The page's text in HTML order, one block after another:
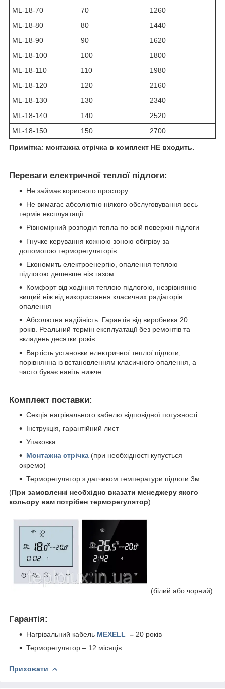
ML-18-70
70
1260
ML-18-80
80
1440
ML-18-90
90
1620
ML-18-100
100
1800
ML-18-110
110
1980
ML-18-120
120
2160
ML-18-130
130
2340
ML-18-140
140
2520
ML-18-150
150 2700
Примітка: монтажна стрічка в комплект НЕ входить.
Переваги електричної теплої підлоги:
Не займає корисного простору.
Не вимагає абсолютно ніякого обслуговування весь
термін експлуатації
Рівномірний розподіл тепла по всій поверхні підлоги
Гнучке керування кожною зоною обігріву за
допомогою терморегуляторів
Економить електроенергію, опалення теплою
підлогою дешевше ніж газом
Комфорт від ходіння теплою підлогою, незрівнянно
вищий ніж від використання класичних радіаторів
опалення
Абсолютна надійність. Гарантія від виробника 20
років. Реальний термін експлуатації без ремонтів та
вкладень десятки років.
Вартість установки електричної теплої підлоги,
порівнянна із встановленням класичного опалення, а
часто буває навіть нижче.
Комплект поставки:
Секція нагрівального кабелю відповідної потужності
Інструкція, гарантійний лист
Упаковка
Монтажна стрічка (при необхідності купується
окремо)
Терморегулятор з датчиком температури підлоги 3м.
(При замовленні необхідно вказати менеджеру якого
кольору вам потрібен терморегулятор)
(білий або чорний)
Гарантія:
Нагрівальний кабель MEXELL – 20 років
Терморегулятор – 12 місяців
Приховати